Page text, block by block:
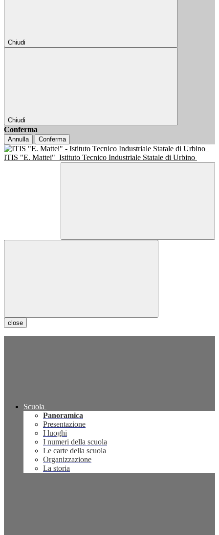
Chiudi
Chiudi
Conferma
Annulla Conferma
ITIS "E. Mattei" Istituto Tecnico Industriale Statale di Urbino
close
Scuola
Panoramica
Presentazione
I luoghi
I numeri della scuola
Le carte della scuola
Organizzazione
La storia